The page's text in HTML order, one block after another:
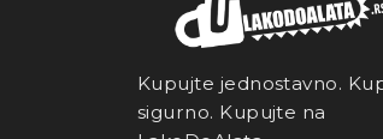
Kupujte jednostavno.
sigurno. Kupujte na